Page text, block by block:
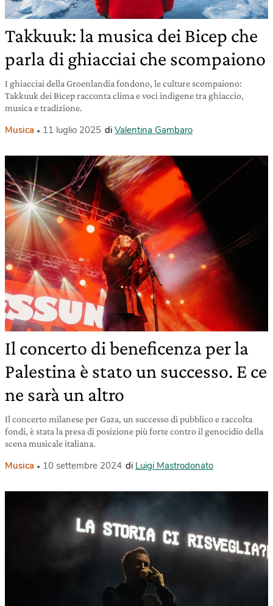
Takkuuk: la musica dei Bicep che
parla di ghiacciai che scompaiono
I ghiacciai della Groenlandia fondono, le culture scompaiono:
Takkuuk dei Bicep racconta clima e voci indigene tra ghiaccio,
musica e tradizione.
Musica 11 luglio 2025 di Valentina Gambaro
Il concerto di beneficenza per la
Palestina è stato un successo. E ce
ne sarà un altro
Il concerto milanese per Gaza, un successo di pubblico e raccolta
fondi, è stata la presa di posizione più forte contro il genocidio della
scena musicale italiana.
Musica 10 settembre 2024 di Luigi Mastrodonato